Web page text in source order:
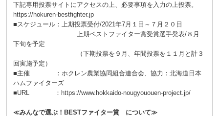
下記専用投票サイトにアクセスの上、必要事項を入力の上投票。
https://hokuren-bestfighter.jp
■スケジュール：上期投票受付/2021年7月１日～７月２０日
上期ベストファイター賞受賞選手発表/８月
下旬を予定
（下期投票を９月、年間投票を１１月と計３
回実施予定）
■主催 ：ホクレン農業協同組合連合会、協力：北海道日本
ハムファイターズ
■URL ：https://www.hokkaido-nougyououen-project.jp/
≪みんなで選ぶ！BESTファイター賞 について≫